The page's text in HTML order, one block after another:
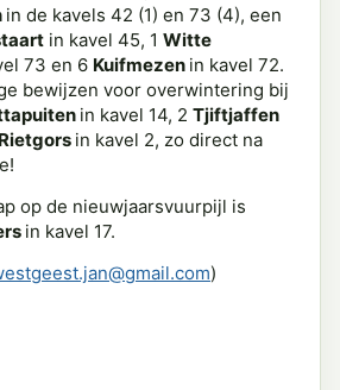
in de kavels 42 (1) en 73 (4), een
in kavel 45, 1 Witte
73 en 6 Kuifmezen in kavel 72.
bewijzen voor overwintering bij
in kavel 14, 2 Tjiftjaffen
Rietgors in kavel 2, zo direct na
op de nieuwjaarsvuurpijl is
in kavel 17.
)